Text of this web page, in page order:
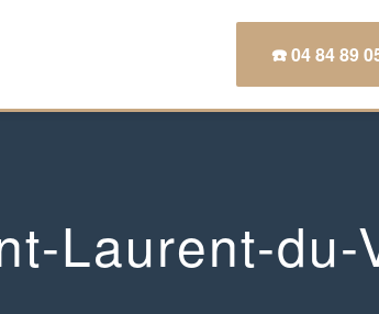
☎️ 04 84 89
Laurent-du-